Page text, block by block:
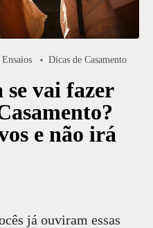
Dicas de Casamento
vai fazer
e não irá
já ouviram essas